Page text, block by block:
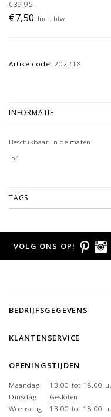
€39,95
€7,50 Incl. btw
Artikelcode: 202218
INFORMATIE
Beschikbaar in de maten:
54
TAGS
VOLG ONS OP!
BEDRIJFSGEGEVENS
KLANTENSERVICE
OPENINGSTIJDEN
Maandag
13.00 tot 18.00
Dinsdag
Gesloten
Woensdag
13.00 tot 18.00